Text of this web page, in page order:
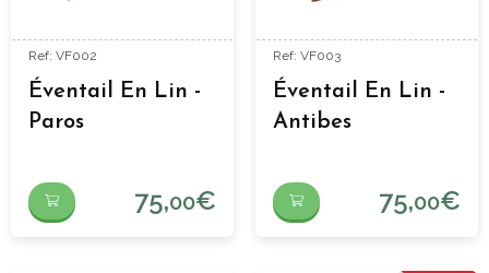
Ref: VF002
Éventail En Lin -
Paros
75,00€
Ref: VF003
Éventail En Lin -
Antibes
75,00€